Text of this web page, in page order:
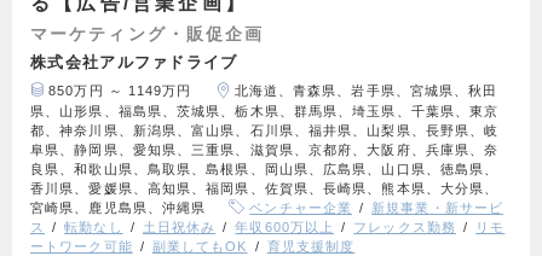
マーケティング・販促企画
株式会社アルファドライブ
850万円 ～ 1149万円
北海道、青森県、岩手県、宮城県、秋田
県、山形県、福島県、茨城県、栃木県、群馬県、埼玉県、千葉県、東京
都、神奈川県、新潟県、富山県、石川県、福井県、山梨県、長野県、岐
阜県、静岡県、愛知県、三重県、滋賀県、京都府、大阪府、兵庫県、奈
良県、和歌山県、鳥取県、島根県、岡山県、広島県、山口県、徳島県、
香川県、愛媛県、高知県、福岡県、佐賀県、長崎県、熊本県、大分県、
宮崎県、鹿児島県、沖縄県
ベンチャー企業
新規事業・新サービ
ス
転勤なし 土日祝休み 年収600万以上 フレックス勤務
リモ
ートワーク可能
副業してもOK 育児支援制度